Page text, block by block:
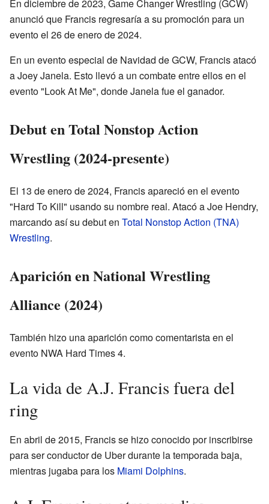
En diciembre de 2023, Game Changer Wrestling (GCW)
anunció que Francis regresaría a su promoción para un
evento el 26 de enero de 2024.
En un evento especial de Navidad de GCW, Francis atacó
a Joey Janela. Esto llevó a un combate entre ellos en el
evento "Look At Me", donde Janela fue el ganador.
Debut en Total Nonstop Action
Wrestling (2024-presente)
El 13 de enero de 2024, Francis apareció en el evento
"Hard To Kill" usando su nombre real. Atacó a Joe Hendry,
marcando así su debut en Total Nonstop Action (TNA)
Wrestling.
Aparición en National Wrestling
Alliance (2024)
También hizo una aparición como comentarista en el
evento NWA Hard Times 4.
La vida de A.J. Francis fuera del
ring
En abril de 2015, Francis se hizo conocido por inscribirse
para ser conductor de Uber durante la temporada baja,
mientras jugaba para los Miami Dolphins.